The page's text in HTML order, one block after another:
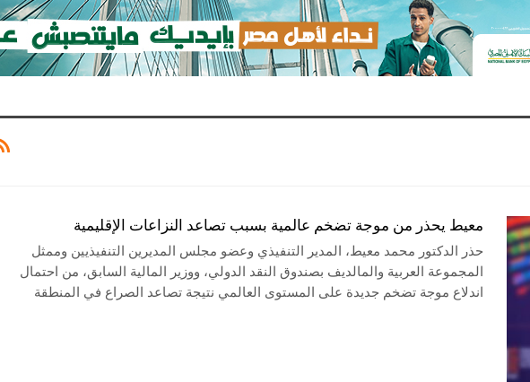
معيط يحذر من موجة تضخم عالمية بسبب تصاعد النزاعات الإقليمية
حذر الدكتور محمد معيط، المدير التنفيذي وعضو مجلس المديرين التنفيذيين وممثل
المجموعة العربية والمالديف بصندوق النقد الدولي، ووزير المالية السابق، من احتمال
اندلاع موجة تضخم جديدة على المستوى العالمي نتيجة تصاعد الصراع في المنطقة